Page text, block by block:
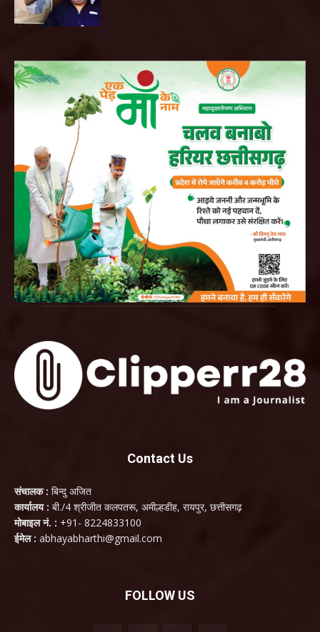
Contact Us
संचालक : बिन्दु अजित
कार्यालय : बी./4 श्रीजीत कलपतरू, अमील्हडीह, रायपुर, छत्तीसगढ़
मोबाइल नं. : +91- 8224833100
ईमेल : abhayabharthi@gmail.com
FOLLOW US